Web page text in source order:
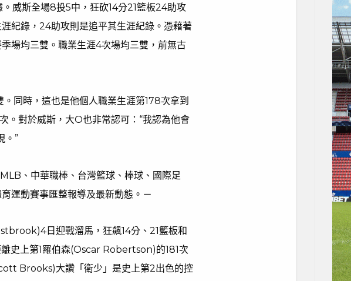
威斯全場8投5中，狂砍14分21籃板24助攻
紀錄，24助攻則是追平其生涯紀錄。憑藉著
場均三雙。職業生涯4次場均三雙，前無古
同時，這也是他個人職業生涯第178次拿到
。對於威斯，大O也非常認可：“我認為他會
。”
、中華職棒、台灣籃球、棒球、國際足
運動賽事匯整報導及最新動態。－
日迎戰溜馬，狂飆14分、21籃板和
史上第1羅伯森(Oscar Robertson)的181次
Brooks)大讚「衛少」是史上第2出色的控